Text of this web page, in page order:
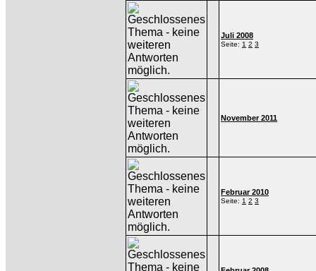
Juli 2008
Seite: 1 2 3
November 2011
Februar 2010
Seite: 1 2 3